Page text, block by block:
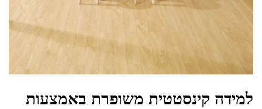
למידה קינסטטית משופרת באמצעות